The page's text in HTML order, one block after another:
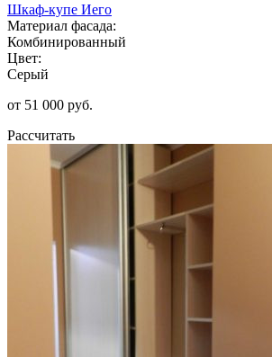
Шкаф-купе Иего
Материал фасада:
Комбинированный
Цвет:
Серый
от 51 000 руб.
Рассчитать